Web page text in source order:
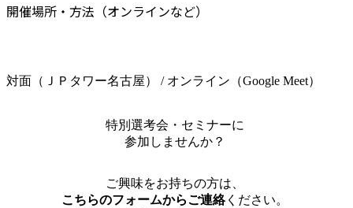
開催場所・方法（オンラインなど）
対面（ＪＰタワー名古屋） / オンライン（Google Meet）
特別選考会・セミナーに
参加しませんか？
ご興味をお持ちの方は、
こちらのフォームからご連絡ください。